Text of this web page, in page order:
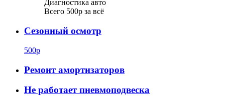
Диагностика авто
Всего 500р за всё
Сезонный осмотр
500р
Ремонт амортизаторов
Не работает пневмоподвеска